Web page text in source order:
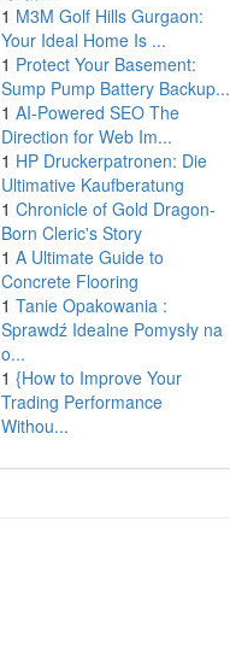
1 M3M Golf Hills Gurgaon:
Your Ideal Home Is ...
1 Protect Your Basement:
Sump Pump Battery Backup...
1 AI-Powered SEO The
Direction for Web Im...
1 HP Druckerpatronen: Die
Ultimative Kaufberatung
1 Chronicle of Gold Dragon-
Born Cleric's Story
1 A Ultimate Guide to
Concrete Flooring
1 Tanie Opakowania :
Sprawdź Idealne Pomysły na
o...
1 {How to Improve Your
Trading Performance
Withou...